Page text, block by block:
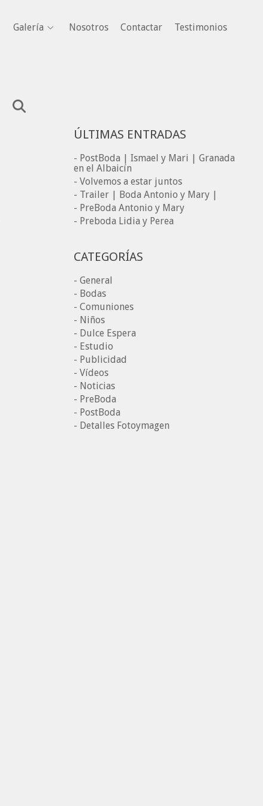
Galería Nosotros Contactar Testimonios
ÚLTIMAS ENTRADAS
- PostBoda | Ismael y Mari | Granada
en el Albaicín
- Volvemos a estar juntos
- Trailer | Boda Antonio y Mary |
- PreBoda Antonio y Mary
- Preboda Lidia y Perea
CATEGORÍAS
- General
- Bodas
- Comuniones
- Niños
- Dulce Espera
- Estudio
- Publicidad
- Vídeos
- Noticias
- PreBoda
- PostBoda
- Detalles Fotoymagen